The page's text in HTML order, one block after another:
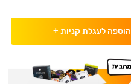
הוספה לעגלת קניות +